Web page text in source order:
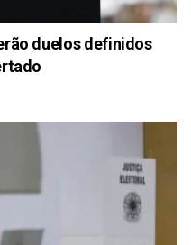
duelos definidos